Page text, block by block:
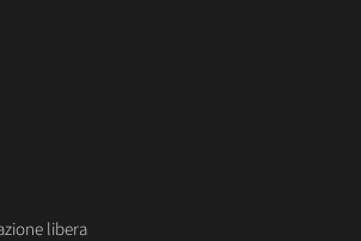
libera